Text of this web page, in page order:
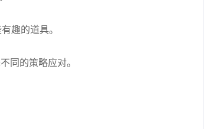
趣的道具。
同的策略应对。